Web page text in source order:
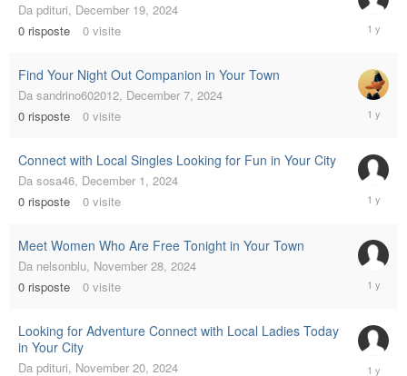
Da pdituri, December 19, 2024
0 risposte 0 visite
19,
Find Your Night Out Companion in Your Town
Da sandrino602012, December 7, 2024
0 risposte 0 visite
Connect with Local Singles Looking for Fun in Your City
Da sosa46, December 1, 2024
0 risposte 0 visite
Meet Women Who Are Free Tonight in Your Town
Da nelsonblu, November 28, 2024
0 risposte 0 visite
28,
Looking for Adventure Connect with Local Ladies Today
in Your City
Da pdituri, November 20, 2024